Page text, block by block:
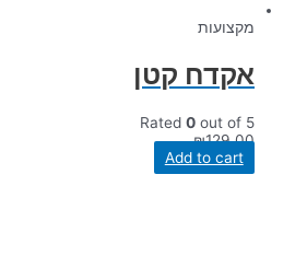
מקצועות
אקדח קטן
Rated 0 out of 5
₪129.00
Add to cart